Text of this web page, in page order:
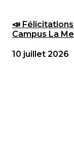
📣
Campus La
10 juillet 2026